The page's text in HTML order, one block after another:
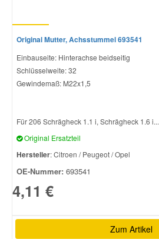
Original Mutter, Achsstummel 693541
Einbauseite: Hinterachse beidseitig
Schlüsselweite: 32
Gewindemaß: M22x1,5
Für 206 Schrägheck 1.1 i, Schrägheck 1.6 i...
Original Ersatzteil
Hersteller: Citroen / Peugeot / Opel
OE-Nummer: 693541
4,11 €
Zum Artikel